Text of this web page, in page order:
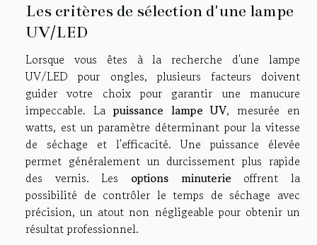
Les critères de sélection d'une lampe
UV/LED
Lorsque vous êtes à la recherche d'une lampe
UV/LED pour ongles, plusieurs facteurs doivent
guider votre choix pour garantir une manucure
impeccable. La puissance lampe UV, mesurée en
watts, est un paramètre déterminant pour la vitesse
de séchage et l'efficacité. Une puissance élevée
permet généralement un durcissement plus rapide
des vernis. Les options minuterie offrent la
possibilité de contrôler le temps de séchage avec
précision, un atout non négligeable pour obtenir un
résultat professionnel.